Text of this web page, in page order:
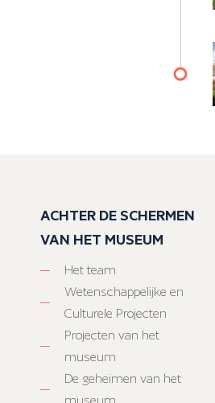
ACHTER DE SCHERMEN
VAN HET MUSEUM
Het team
Wetenschappelijke en
Culturele Projecten
Projecten van het
museum
De geheimen van het